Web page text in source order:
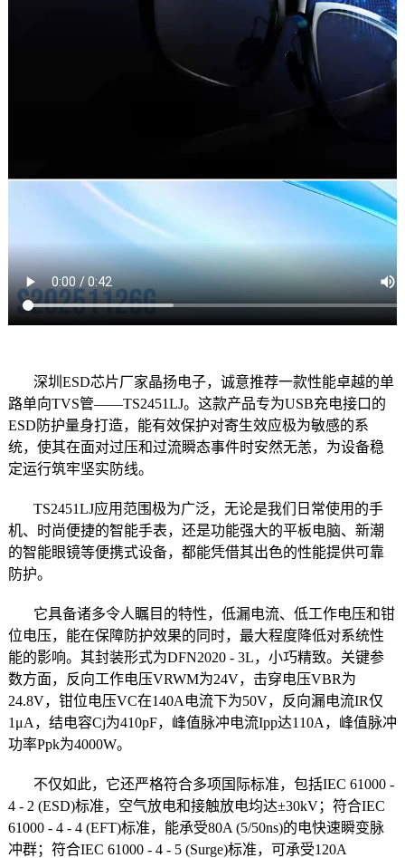
深圳ESD芯片厂家晶扬电子，诚意推荐一款性能卓越的单
路单向TVS管——TS2451LJ。这款产品专为USB充电接口的
ESD防护量身打造，能有效保护对寄生效应极为敏感的系
统，使其在面对过压和过流瞬态事件时安然无恙，为设备稳
定运行筑牢坚实防线。
TS2451LJ应用范围极为广泛，无论是我们日常使用的手
机、时尚便捷的智能手表，还是功能强大的平板电脑、新潮
的智能眼镜等便携式设备，都能凭借其出色的性能提供可靠
防护。
它具备诸多令人瞩目的特性，低漏电流、低工作电压和钳
位电压，能在保障防护效果的同时，最大程度降低对系统性
能的影响。其封装形式为DFN2020 - 3L，小巧精致。关键参
数方面，反向工作电压VRWM为24V，击穿电压VBR为
24.8V，钳位电压VC在140A电流下为50V，反向漏电流IR仅
1μA，结电容Cj为410pF，峰值脉冲电流Ipp达110A，峰值脉冲
功率Ppk为4000W。
不仅如此，它还严格符合多项国际标准，包括IEC 61000 -
4 - 2 (ESD)标准，空气放电和接触放电均达±30kV；符合IEC
61000 - 4 - 4 (EFT)标准，能承受80A (5/50ns)的电快速瞬变脉
冲群；符合IEC 61000 - 4 - 5 (Surge)标准，可承受120A